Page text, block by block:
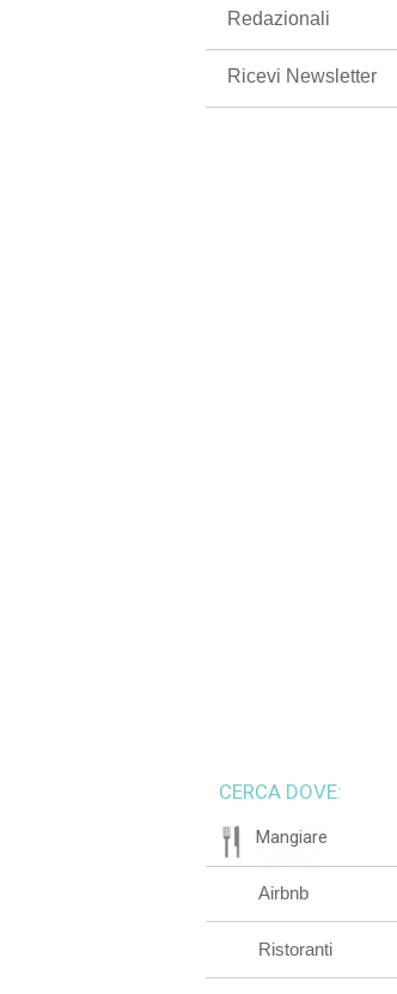
Redazionali
Ricevi Newsletter
CERCA DOVE:
Mangiare
Airbnb
Ristoranti